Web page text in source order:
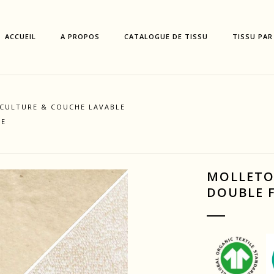
ACCUEIL A PROPOS CATALOGUE DE TISSU TISSU
& COUCHE LAVABLE
DOUBLE